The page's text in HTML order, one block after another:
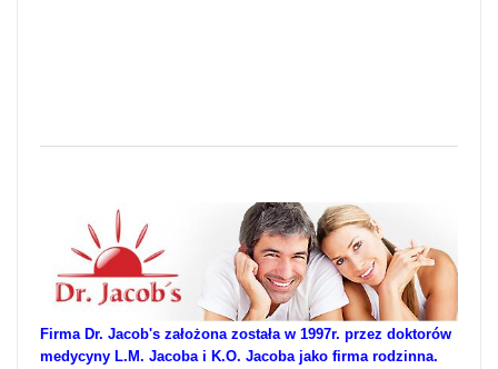
Firma Dr. Jacob's założona została w 1997r. przez doktorów
medycyny L.M. Jacoba i K.O. Jacoba jako firma rodzinna.